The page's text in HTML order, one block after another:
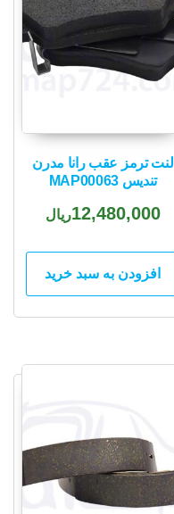
لنت ترمز عقب رانا مدرن
تندیس MAP00063
12,480,000ریال
افزودن به سبد خرید